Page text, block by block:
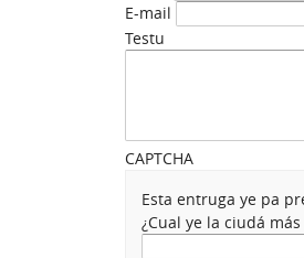
E-mail
Testu
CAPTCHA
Esta entruga ye pa
¿Cual ye la ciudá